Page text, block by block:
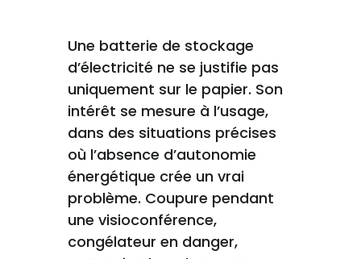
Une batterie de stockage
d’électricité ne se justifie pas
uniquement sur le papier. Son
intérêt se mesure à l’usage,
dans des situations précises
où l’absence d’autonomie
énergétique crée un vrai
problème. Coupure pendant
une visioconférence,
congélateur en danger,